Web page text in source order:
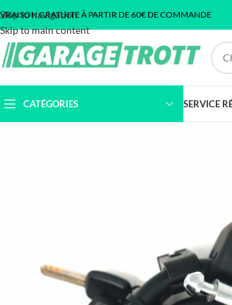
Skip to navigation
Skip to main content
GRATUITE À PARTIR DE 60€ DE COMMANDE
CATÉGORIES SERVICE